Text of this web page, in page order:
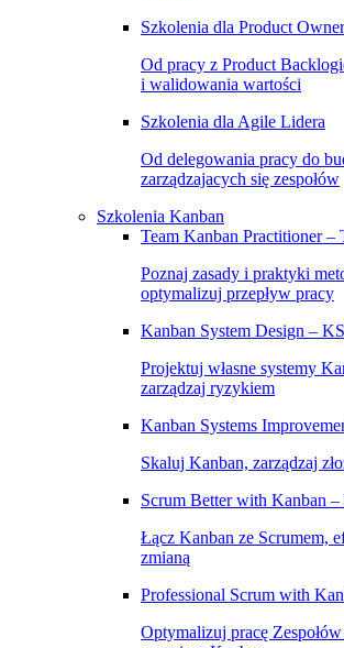
Szkolenia dla Product
Od pracy z Product
i walidowania wartości
Szkolenia dla Agile Lidera
Od delegowania pracy do
zarządzajacych się zespołów
Szkolenia Kanban
Team Kanban Practitioner –
Poznaj zasady i praktyki
optymalizuj przepływ pracy
Kanban System Design –
Projektuj własne systemy
zarządzaj ryzykiem
Kanban Systems
Skaluj Kanban, zarządzaj
Scrum Better with Kanban
Łącz Kanban ze Scrumem,
zmianą
Professional Scrum with
Optymalizuj pracę